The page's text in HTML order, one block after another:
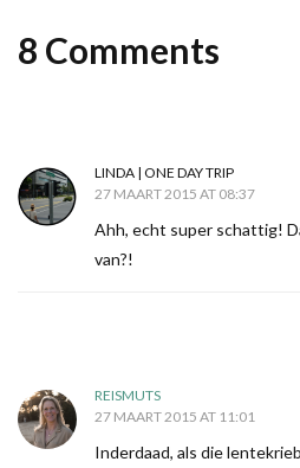
8 Comments
LINDA | ONE DAY TRIP
27 MAART 2015 AT 08:37
Ahh, echt super schattig!
van?!
REISMUTS
27 MAART 2015 AT 11:01
Inderdaad, als die